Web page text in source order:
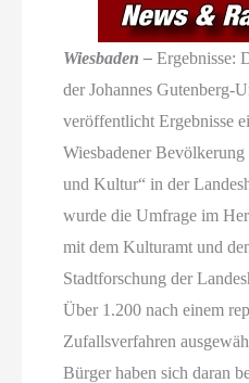
Wiesbaden – Ergebnisse:
der Johannes Gutenberg-
veröffentlicht Ergebnisse
Wiesbadener
und Kultur“ in der
wurde die Umfrage im
mit dem Kulturamt und
Stadtforschung der
Über 1.200 nach einem
Zufallsverfahren
Bürger haben sich daran